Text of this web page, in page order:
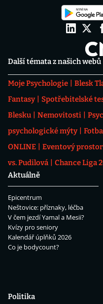
Další témata z našich webů
Moje Psychologie Blesk
Fantasy
Spotřebitelské
Blesku
Nemovitosti
psychologické mýty
ONLINE
Eventový prostor
vs. Pudilová
Chance Liga
Aktuálně
Epicentrum
Neštovice: příznaky, léčba
V čem jezdí Yamal a Mesii?
Kvízy pro seniory
Kalendář úplňků 2026
Co je bodycount?
Politika